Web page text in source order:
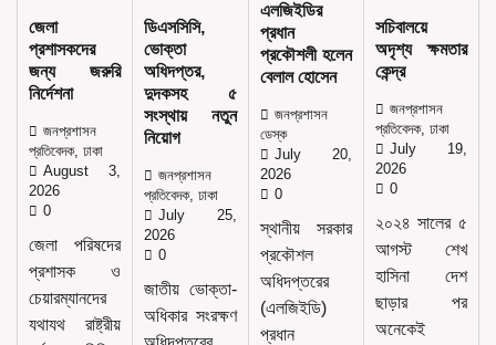
জেলা
প্রশাসকদের
জন্য জরুরি
নির্দেশনা
জনপ্রশাসন
প্রতিবেদক, ঢাকা
August 3,
2026
0
জেলা পরিষদের
প্রশাসক ও
চেয়ারম্যানদের
যথাযথ রাষ্ট্রীয়
ডিএসসিসি,
ভোক্তা
অধিদপ্তর,
দুদকসহ ৫
সংস্থায় নতুন
নিয়োগ
জনপ্রশাসন
প্রতিবেদক, ঢাকা
July 25,
2026
0
জাতীয় ভোক্তা-
অধিকার সংরক্ষণ
এলজিইডির
প্রধান
প্রকৌশলী হলেন
বেলাল হোসেন
জনপ্রশাসন
ডেস্ক
July 20,
2026
0
স্থানীয় সরকার
প্রকৌশল
অধিদপ্তরের
(এলজিইডি)
প্রধান
সচিবালয়ে
অদৃশ্য ক্ষমতার
কেন্দ্র
জনপ্রশাসন
প্রতিবেদক, ঢাকা
July 19,
2026
0
২০২৪ সালের ৫
আগস্ট শেখ
হাসিনা দেশ
ছাড়ার পর
অনেকেই